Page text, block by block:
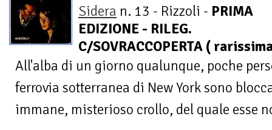
Sidera n. 13 - Rizzoli - PRIMA
EDIZIONE - RILEG.
C/SOVRACCOPERTA (
All'alba di un giorno qualunque, poche
ferrovia sotterranea di New York sono
immane, misterioso crollo, del quale esse